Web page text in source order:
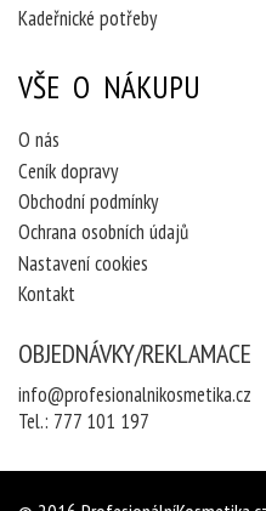
Kadeřnické potřeby
VŠE O NÁKUPU
O nás
Ceník dopravy
Obchodní podmínky
Ochrana osobních údajů
Nastavení cookies
Kontakt
OBJEDNÁVKY/REKLAMACE
info@profesionalnikosmetika.cz
Tel.: 777 101 197